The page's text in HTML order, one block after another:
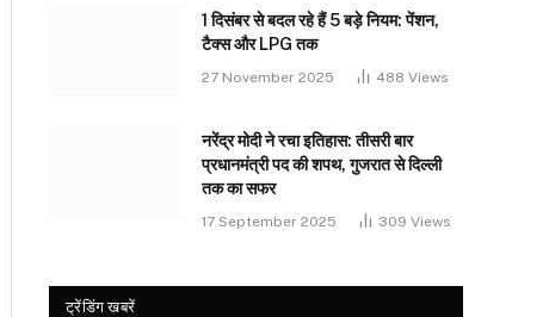
1 दिसंबर से बदल रहे हैं 5 बड़े नियम: पेंशन,
टैक्स और LPG तक
27 November 2025 488 Views
नरेंद्र मोदी ने रचा इतिहास: तीसरी बार
प्रधानमंत्री पद की शपथ, गुजरात से दिल्ली
तक का सफर
17 September 2025 309 Views
ट्रेंडिंग खबरें